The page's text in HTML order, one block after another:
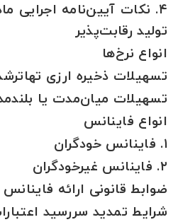
تولید رقابت‌پذیر
انواع نرخ‌ها
تسهیلات ذخیره ارزی
تسهیلات میان‌مدت یا
انواع فاینانس
۱. فاینانس خودگران
۲. فاینانس غیرخودگران
ضوابط قانونی ارائه فاینانس
شرایط تمدید سررسید